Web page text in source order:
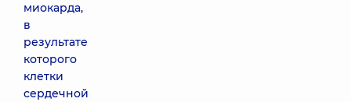
миокарда,
в
результате
которого
клетки
сердечной